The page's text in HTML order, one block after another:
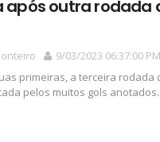
após outra rodada
9/03/2023 06:37:00 PM
primeiras, a terceira rodada
pelos muitos gols